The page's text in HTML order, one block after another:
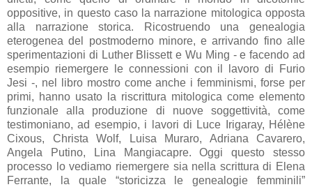
oppositive, in questo caso la narrazione mitologica opposta
alla narrazione storica. Ricostruendo una genealogia
eterogenea del postmoderno minore, e arrivando fino alle
sperimentazioni di Luther Blissett e Wu Ming - e facendo ad
esempio riemergere le connessioni con il lavoro di Furio
Jesi -, nel libro mostro come anche i femminismi, forse per
primi, hanno usato la riscrittura mitologica come elemento
funzionale alla produzione di nuove soggettività, come
testimoniano, ad esempio, i lavori di Luce Irigaray, Hélène
Cixous, Christa Wolf, Luisa Muraro, Adriana Cavarero,
Angela Putino, Lina Mangiacapre. Oggi questo stesso
processo lo vediamo riemergere sia nella scrittura di Elena
Ferrante, la quale “storicizza le genealogie femminili”